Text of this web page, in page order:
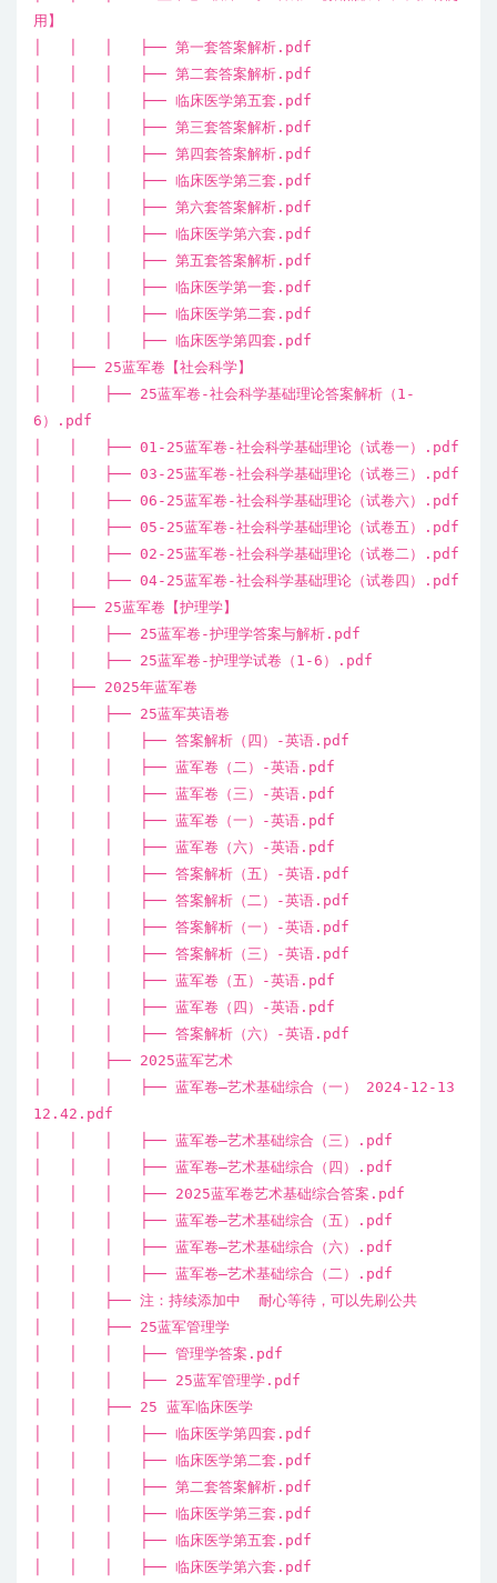
用】
│ │ │ ├── 第一套答案解析.pdf
│ │ │ ├── 第二套答案解析.pdf
│ │ │ ├── 临床医学第五套.pdf
│ │ │ ├── 第三套答案解析.pdf
│ │ │ ├── 第四套答案解析.pdf
│ │ │ ├── 临床医学第三套.pdf
│ │ │ ├── 第六套答案解析.pdf
│ │ │ ├── 临床医学第六套.pdf
│ │ │ ├── 第五套答案解析.pdf
│ │ │ ├── 临床医学第一套.pdf
│ │ │ ├── 临床医学第二套.pdf
│ │ │ ├── 临床医学第四套.pdf
│ ├── 25蓝军卷【社会科学】
│ │ ├── 25蓝军卷-社会科学基础理论答案解析（1-
6）.pdf
│ │ ├── 01-25蓝军卷-社会科学基础理论（试卷一）.pdf
│ │ ├── 03-25蓝军卷-社会科学基础理论（试卷三）.pdf
│ │ ├── 06-25蓝军卷-社会科学基础理论（试卷六）.pdf
│ │ ├── 05-25蓝军卷-社会科学基础理论（试卷五）.pdf
│ │ ├── 02-25蓝军卷-社会科学基础理论（试卷二）.pdf
│ │ ├── 04-25蓝军卷-社会科学基础理论（试卷四）.pdf
│ ├── 25蓝军卷【护理学】
│ │ ├── 25蓝军卷-护理学答案与解析.pdf
│ │ ├── 25蓝军卷-护理学试卷（1-6）.pdf
│ ├── 2025年蓝军卷
│ │ ├── 25蓝军英语卷
│ │ │ ├── 答案解析（四）-英语.pdf
│ │ │ ├── 蓝军卷（二）-英语.pdf
│ │ │ ├── 蓝军卷（三）-英语.pdf
│ │ │ ├── 蓝军卷（一）-英语.pdf
│ │ │ ├── 蓝军卷（六）-英语.pdf
│ │ │ ├── 答案解析（五）-英语.pdf
│ │ │ ├── 答案解析（二）-英语.pdf
│ │ │ ├── 答案解析（一）-英语.pdf
│ │ │ ├── 答案解析（三）-英语.pdf
│ │ │ ├── 蓝军卷（五）-英语.pdf
│ │ │ ├── 蓝军卷（四）-英语.pdf
│ │ │ ├── 答案解析（六）-英语.pdf
│ │ ├── 2025蓝军艺术
│ │ │ ├── 蓝军卷—艺术基础综合（一） 2024-12-13
12.42.pdf
│ │ │ ├── 蓝军卷—艺术基础综合（三）.pdf
│ │ │ ├── 蓝军卷—艺术基础综合（四）.pdf
│ │ │ ├── 2025蓝军卷艺术基础综合答案.pdf
│ │ │ ├── 蓝军卷—艺术基础综合（五）.pdf
│ │ │ ├── 蓝军卷—艺术基础综合（六）.pdf
│ │ │ ├── 蓝军卷—艺术基础综合（二）.pdf
│ │ ├── 注：持续添加中 耐心等待，可以先刷公共
│ │ ├── 25蓝军管理学
│ │ │ ├── 管理学答案.pdf
│ │ │ ├── 25蓝军管理学.pdf
│ │ ├── 25 蓝军临床医学
│ │ │ ├── 临床医学第四套.pdf
│ │ │ ├── 临床医学第二套.pdf
│ │ │ ├── 第二套答案解析.pdf
│ │ │ ├── 临床医学第三套.pdf
│ │ │ ├── 临床医学第五套.pdf
│ │ │ ├── 临床医学第六套.pdf